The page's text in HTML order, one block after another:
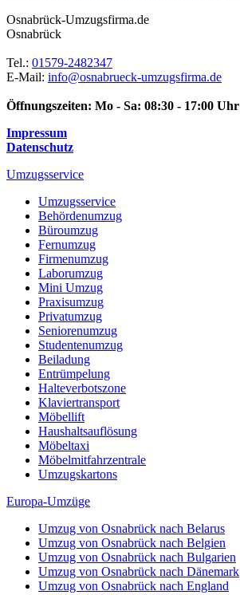
Osnabrück-Umzugsfirma.de
Osnabrück
Tel.: 01579-2482347
E-Mail: info@osnabrueck-umzugsfirma.de
Öffnungszeiten: Mo - Sa: 08:30 - 17:00 Uhr
Impressum
Datenschutz
Umzugsservice
Umzugsservice
Behördenumzug
Büroumzug
Fernumzug
Firmenumzug
Laborumzug
Mini Umzug
Praxisumzug
Privatumzug
Seniorenumzug
Studentenumzug
Beiladung
Entrümpelung
Halteverbotszone
Klaviertransport
Möbellift
Haushaltsauflösung
Möbeltaxi
Möbelmitfahrzentrale
Umzugskartons
Europa-Umzüge
Umzug von Osnabrück nach Belarus
Umzug von Osnabrück nach Belgien
Umzug von Osnabrück nach Bulgarien
Umzug von Osnabrück nach Dänemark
Umzug von Osnabrück nach England